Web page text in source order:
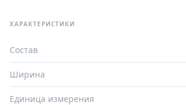
ХАРАКТЕРИСТИКИ
Состав
Ширина
Единица измерения